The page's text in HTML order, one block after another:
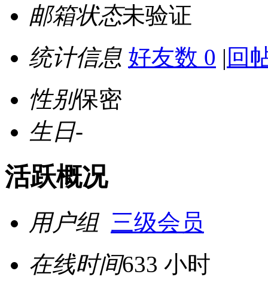
邮箱状态未验证
统计信息 好友数 0 | 回
性别保密
生日-
活跃概况
用户组 三级会员
在线时间633 小时